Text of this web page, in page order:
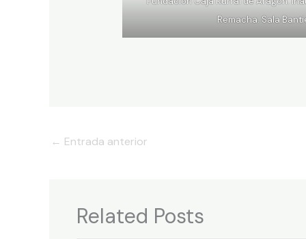
Remacha. Sala
← Entrada anterior
Related Posts